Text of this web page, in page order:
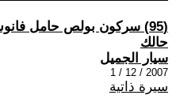
(95) سركون بولص حامل
حالك
سيار الجميل
2007 / 12 / 1
سيرة ذاتية